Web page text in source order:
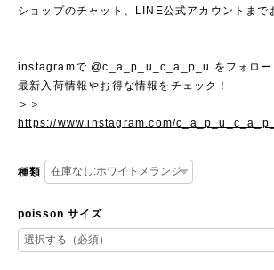
ショップのチャット、LINE公式アカウントまで
instagramで @c_a_p_u_c_a_p_u をフォロー
最新入荷情報やお得な情報をチェック！
＞＞
https://www.instagram.com/
種類
poisson サイズ